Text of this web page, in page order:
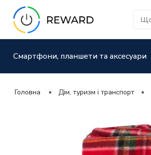
Смартфони, планшети та аксесуари
Головна Дім, туризм і транспорт